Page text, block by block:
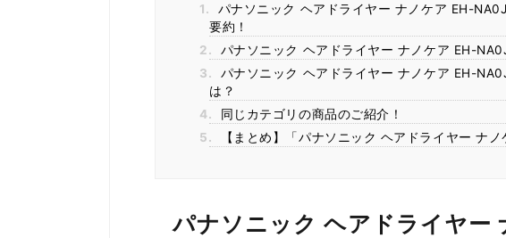
1.
パナソニック ヘアドライヤー ナノケア EH-
要約！
2.
パナソニック ヘアドライヤー ナノケア EH-
3.
パナソニック ヘアドライヤー ナノケア EH-
は？
4.
同じカテゴリの商品のご紹介！
5.
【まとめ】「パナソニック ヘアドライヤー ナ
パナソニック ヘアドライヤ